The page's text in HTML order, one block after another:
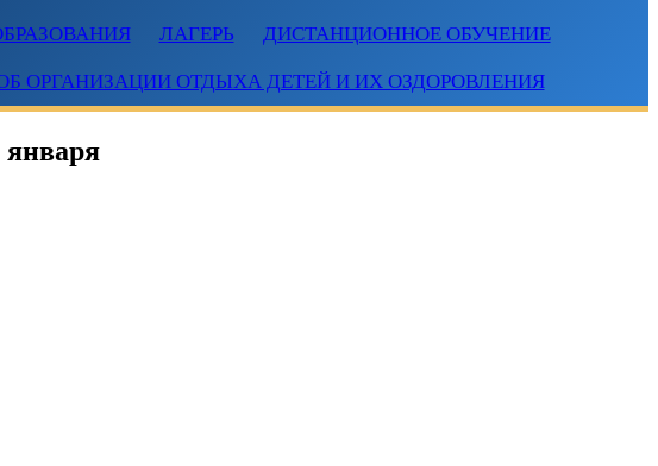
ЛАГЕРЬ ДИСТАНЦИОННОЕ ОБУЧЕНИЕ
ОРГАНИЗАЦИИ ОТДЫХА ДЕТЕЙ И ИХ ОЗДОРОВЛЕНИЯ
января